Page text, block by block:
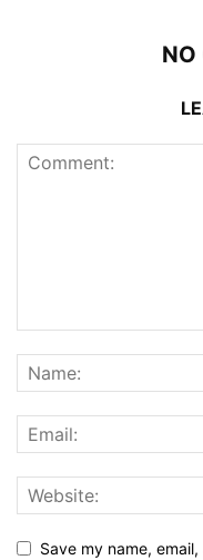
NO
Save my name,